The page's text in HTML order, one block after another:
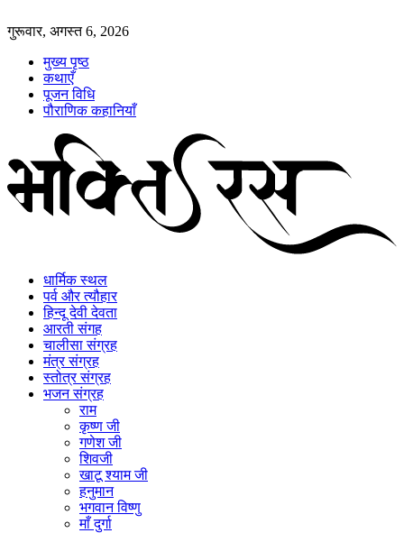
गुरूवार, अगस्त 6, 2026
मुख्य पृष्ठ
कथाएँ
पूजन विधि
पौराणिक कहानियाँ
धार्मिक स्थल
पर्व और त्यौहार
हिन्दू देवी देवता
आरती संगह
चालीसा संग्रह
मंत्र संग्रह
स्तोत्र संग्रह
भजन संग्रह
राम
कृष्ण जी
गणेश जी
शिवजी
खाटू श्याम जी
हनुमान
भगवान विष्णु
माँ दुर्गा